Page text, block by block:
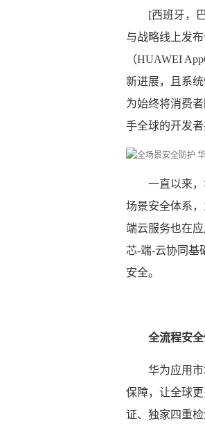
[西班牙，
与战略线上发
（HUAWEI
新进展，且系
为始终将消费
手全球的开发
一直以来
场景安全体系
端云服务也在
芯-端-云协同基
安全。
全流程安
华为应用
保障，让全球
证、独家四重